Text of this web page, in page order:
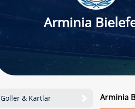
Arminia
Goller & Kartlar
Arminia